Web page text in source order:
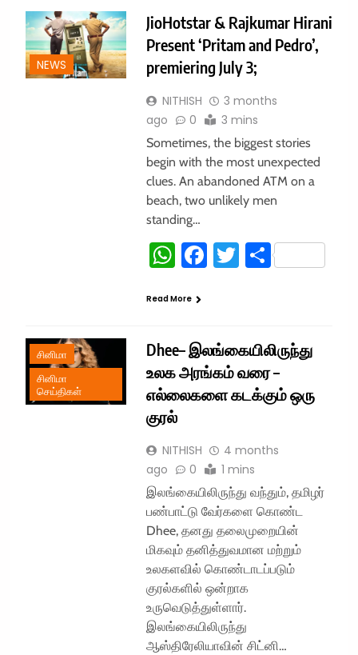
NEWS
JioHotstar & Rajkumar Hirani
Present ‘Pritam and Pedro’,
premiering July 3;
NITHISH
3 months
ago
0 3 mins
Sometimes, the biggest stories
begin with the most unexpected
clues. An abandoned ATM on a
beach, two unlikely men
standing…
WhatsApp
Facebook
TwitterShare
Read More
சினிமா
சினிமா
செய்திகள்
Dhee– இலங்கையிலிருந்து
உலக அரங்கம் வரை –
எல்லைகளை கடக்கும் ஒரு
குரல்
NITHISH
4 months
ago
0 1 mins
இலங்கையிலிருந்து வந்தும், தமிழர்
பண்பாட்டு வேர்களை கொண்ட
Dhee, தனது தலைமுறையின்
மிகவும் தனித்துவமான மற்றும்
உலகளவில் கொண்டாடப்படும்
குரல்களில் ஒன்றாக
உருவெடுத்துள்ளார்.
இலங்கையிலிருந்து
ஆஸ்திரேலியாவின் சிட்னி…